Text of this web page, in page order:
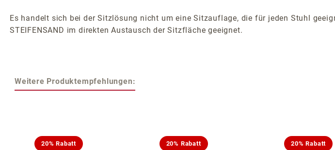
Es handelt sich bei der Sitzlösung nicht um eine Sitzauflage, die für jeden Stuhl
STEIFENSAND im direkten Austausch der Sitzfläche geeignet.
Weitere Produktempfehlungen:
20% Rabatt 20% Rabatt 20% Rabatt